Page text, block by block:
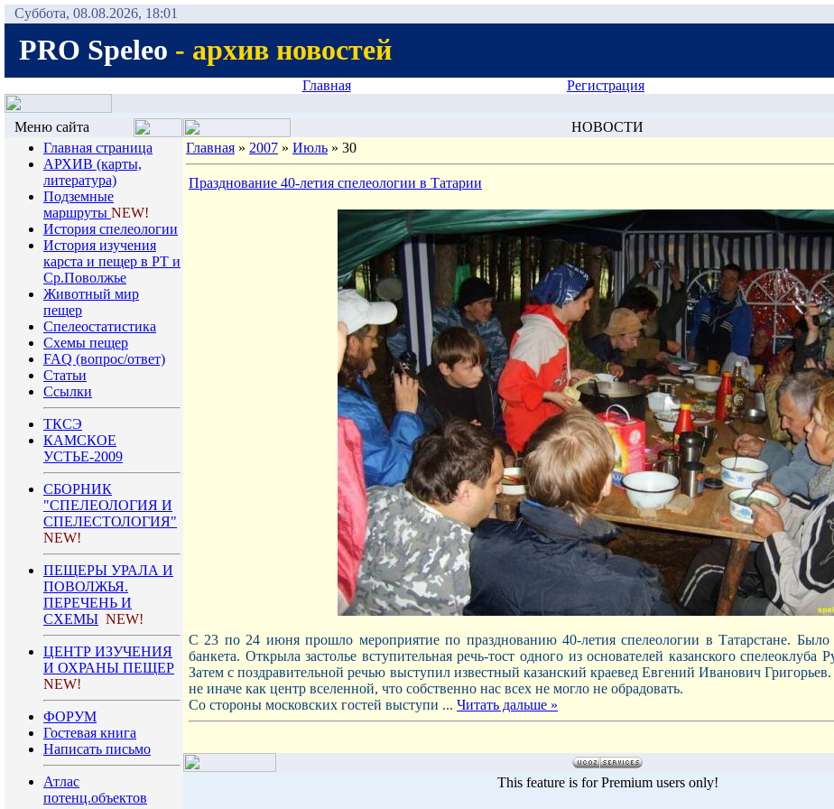
Суббота, 08.08.2026, 18:01
PRO Speleo - архив новостей
Главная Регистрация
Меню сайта
Главная страница
АРХИВ (карты,
литература)
Подземные
маршруты NEW!
История спелеологии
Иcтория изучения
карста и пещер в РТ и
Ср.Поволжье
Животный мир
пещер
Спелеостатистика
Схемы пещер
FAQ (вопрос/ответ)
Статьи
Ссылки
ТКСЭ
КАМСКОЕ
УСТЬЕ-2009
СБОРНИК
"СПЕЛЕОЛОГИЯ И
СПЕЛЕСТОЛОГИЯ"
NEW!
ПЕЩЕРЫ УРАЛА И
ПОВОЛЖЬЯ.
ПЕРЕЧЕНЬ И
СХЕМЫ NEW!
ЦЕНТР ИЗУЧЕНИЯ
И ОХРАНЫ ПЕЩЕР
NEW!
ФОРУМ
Гостевая книга
Написать письмо
Атлас
потенц.объектов
НОВОСТИ
Главная » 2007 » Июль » 30
Празднование 40-летия спелеологии в Татарии
С 23 по 24 июня прошло мероприятие по празднованию 40-летия спелеологии в Татарстане.
банкета. Открыла застолье вступительная речь-тост одного из основателей казанского спелеоклуба
Затем с поздравительной речью выступил известный казанский краевед Евгений Иванович
не иначе как центр вселенной, что собственно нас всех не могло не обрадовать.
Со стороны московских гостей выступи ... Читать дальше »
This feature is for Premium users only!